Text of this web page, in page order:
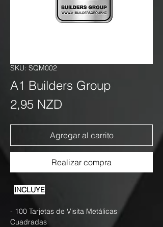
SKU: SQM002
A1 Builders Group
2,95 NZD
Agregar al carrito
Realizar compra
INCLUYE
- 100 Tarjetas de Visita Metálicas
Cuadradas